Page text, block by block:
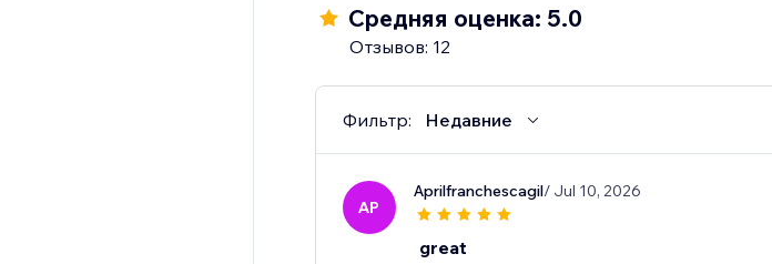
Средняя оценка: 5.0
Отзывов: 12
Фильтр: Недавние
AP
Aprilfranchescagil/ Jul 10, 2026
great